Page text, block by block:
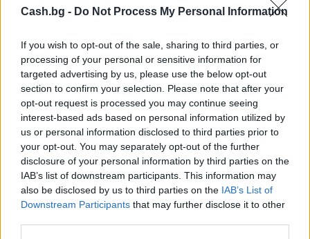
Cash.bg - Do Not Process My Personal Information
If you wish to opt-out of the sale, sharing to third parties, or
processing of your personal or sensitive information for
targeted advertising by us, please use the below opt-out
section to confirm your selection. Please note that after your
opt-out request is processed you may continue seeing
interest-based ads based on personal information utilized by
us or personal information disclosed to third parties prior to
your opt-out. You may separately opt-out of the further
disclosure of your personal information by third parties on the
IAB’s list of downstream participants. This information may
also be disclosed by us to third parties on the IAB’s List of
Downstream Participants that may further disclose it to other
Древен храм на почти 900 години
откриха под кафене за сладолед в
Полша
07.08.2026 / 16:00